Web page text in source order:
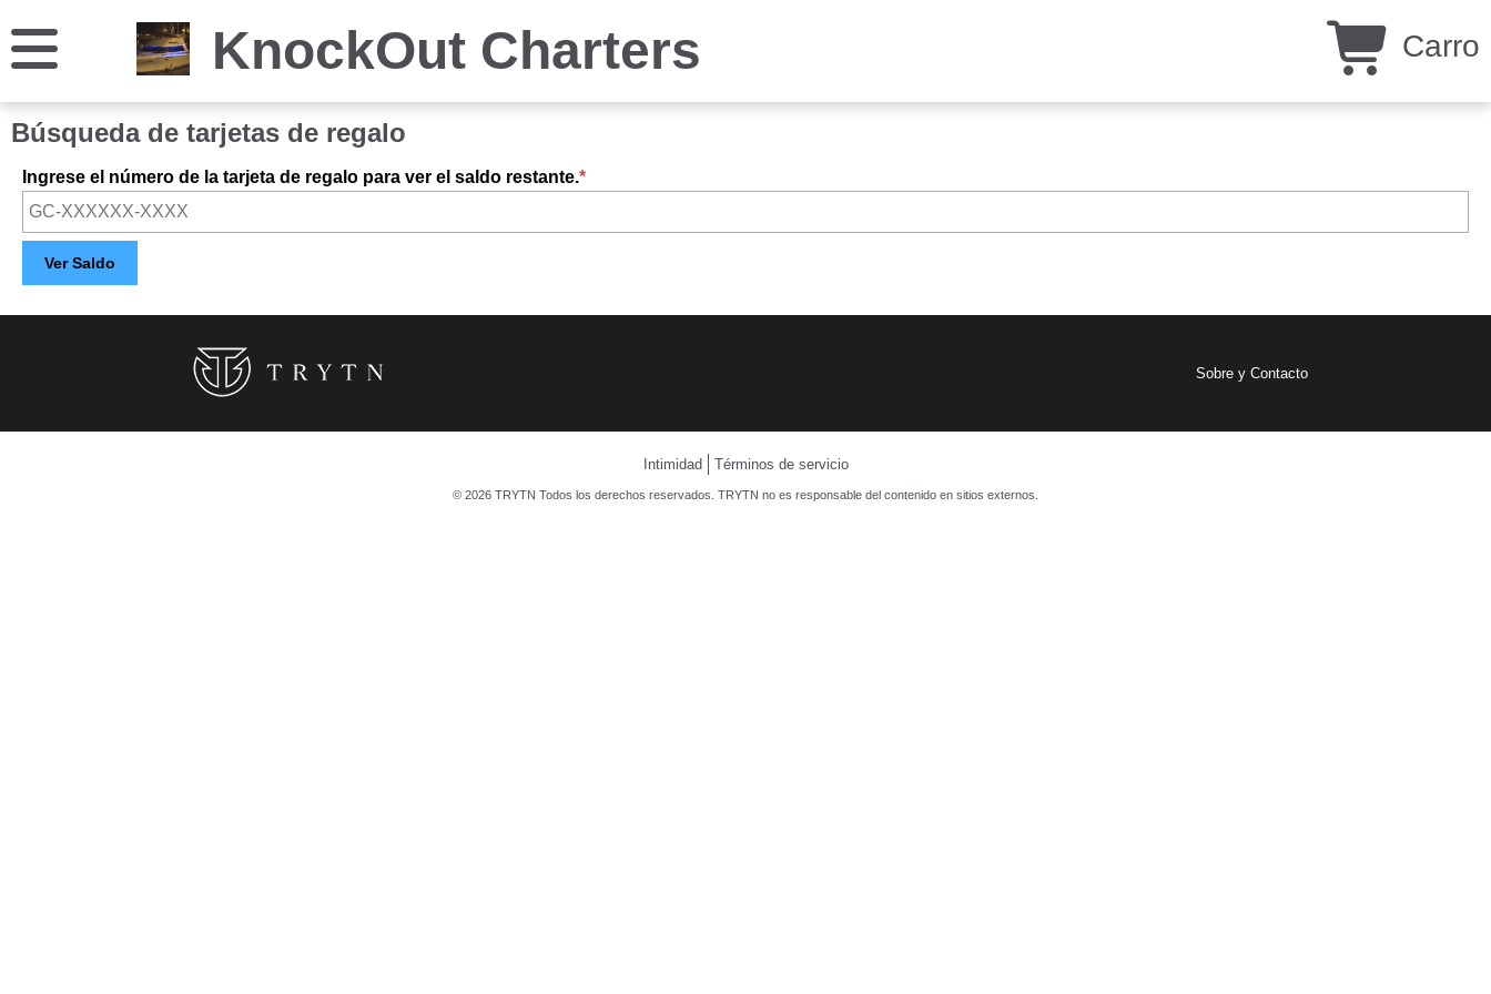
KnockOut Charters Carro
Búsqueda de tarjetas de regalo
Ingrese el número de la tarjeta de regalo para ver el saldo restante.
Sobre y Contacto
Intimidad Términos de servicio
© 2026 TRYTN Todos los derechos reservados. TRYTN no es responsable del contenido en sitios externos.